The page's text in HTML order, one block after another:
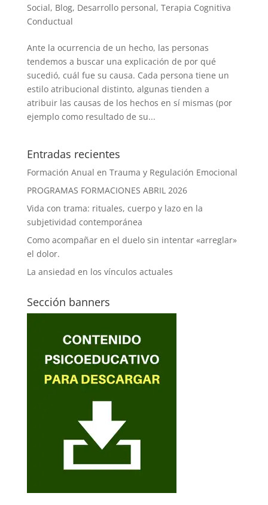
Social, Blog, Desarrollo personal, Terapia Cognitiva
Conductual
Ante la ocurrencia de un hecho, las personas
tendemos a buscar una explicación de por qué
sucedió, cuál fue su causa. Cada persona tiene un
estilo atribucional distinto, algunas tienden a
atribuir las causas de los hechos en sí mismas (por
ejemplo como resultado de su...
Entradas recientes
Formación Anual en Trauma y Regulación Emocional
PROGRAMAS FORMACIONES ABRIL 2026
Vida con trama: rituales, cuerpo y lazo en la
subjetividad contemporánea
Como acompañar en el duelo sin intentar «arreglar»
el dolor.
La ansiedad en los vínculos actuales
Sección banners